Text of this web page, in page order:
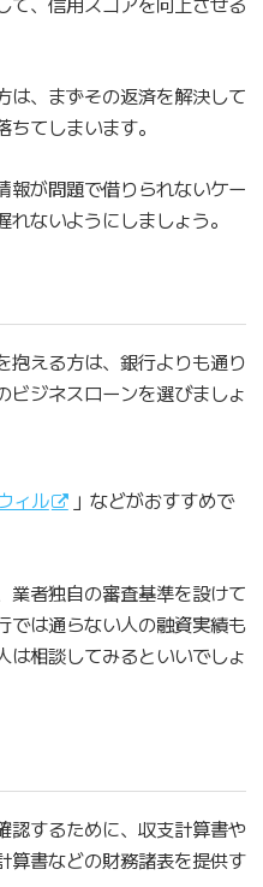
は、まずその返済を解決して
てしまいます。
報が問題で借りられないケー
ないようにしましょう。
抱える方は、銀行よりも通り
ビジネスローンを選びましょ
ィル
」などがおすすめで
業者独自の審査基準を設けて
では通らない人の融資実績も
は相談してみるといいでしょ
認するために、収支計算書や
算書などの財務諸表を提供す